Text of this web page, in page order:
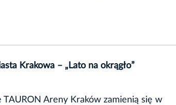
Krakowa – „Lato na okrągło”
Areny Kraków zamienią się w